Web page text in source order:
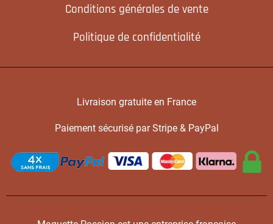
Conditions générales de vente
Politique de confidentialité
Livraison gratuite en France
Paiement sécurisé par Stripe & PayPal